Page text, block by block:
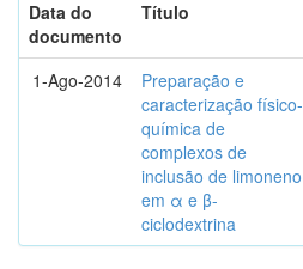
Data do
documento
Título
1-Ago-2014
Preparação e
caracterização físico-
química de
complexos de
inclusão de limoneno
em α e β-
ciclodextrina